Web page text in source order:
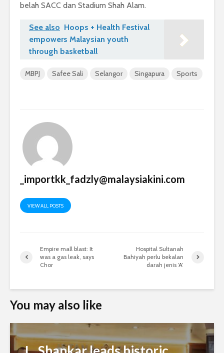
belah SACC dan Stadium Shah Alam.
See also Hoops + Health Festival
empowers Malaysian youth
through basketball
MBPJ Safee Sali Selangor Singapura Sports
_importkk_fadzly@malaysiakini.com
VIEW ALL POSTS
Empire mall blast: It
was a gas leak, says
Chor
Hospital Sultanah
Bahiyah perlu bekalan
darah jenis ‘A’
You may also like